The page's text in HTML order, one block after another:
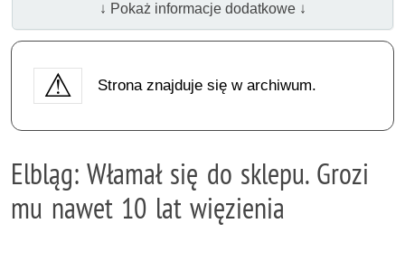
↓ Pokaż informacje dodatkowe ↓
Strona znajduje się w archiwum.
Elbląg: Włamał się do sklepu. Grozi
mu nawet 10 lat więzienia